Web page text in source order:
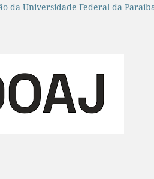
da Universidade Federal da Paraíba